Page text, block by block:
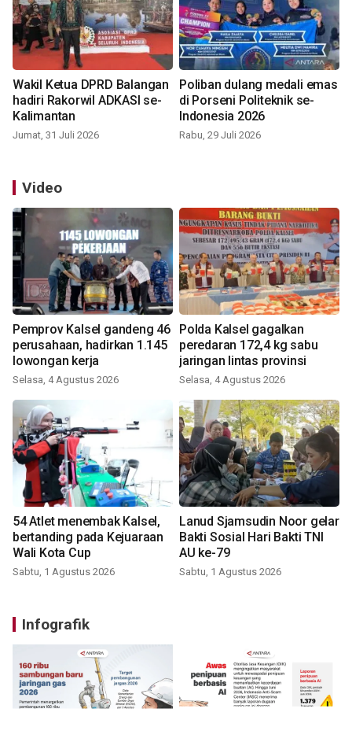
Wakil Ketua DPRD Balangan
hadiri Rakorwil ADKASI se-
Kalimantan
Jumat, 31 Juli 2026
Poliban dulang medali emas
di Porseni Politeknik se-
Indonesia 2026
Rabu, 29 Juli 2026
Video
Pemprov Kalsel gandeng 46
perusahaan, hadirkan 1.145
lowongan kerja
Selasa, 4 Agustus 2026
Polda Kalsel gagalkan
peredaran 172,4 kg sabu
jaringan lintas provinsi
Selasa, 4 Agustus 2026
54 Atlet menembak Kalsel,
bertanding pada Kejuaraan
Wali Kota Cup
Sabtu, 1 Agustus 2026
Lanud Sjamsudin Noor gelar
Bakti Sosial Hari Bakti TNI
AU ke-79
Sabtu, 1 Agustus 2026
Infografik